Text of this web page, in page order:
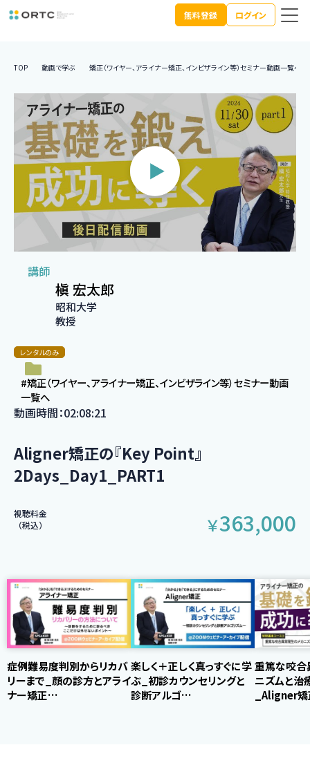
無料登録 ログイン
TOP 動画で学ぶ 矯正（ワイヤー、アライナー矯正、インビザライン等）セミナー動画一覧へ
Aligner矯正の『Key Point』
2Days_Day1_PART1
視聴料金
（税込）
￥363,000
講師
槇 宏太郎
昭和大学
教授
レンタルのみ
#矯正（ワイヤー、アライナー矯正、インビザライン等）セミナー動画
一覧へ
動画時間：02:08:21
症例難易度判別からリカバ
リーまで_顔の診方とアライ
ナー矯正…
楽しく＋正しく真っすぐに学
ぶ_初診カウンセリングと
診断アルゴ…
重篤な咬合
ニズムと治
_Aligner